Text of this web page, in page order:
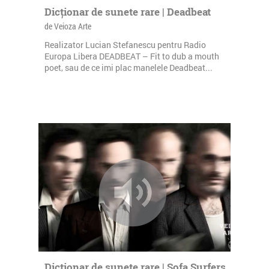
Dicționar de sunete rare | Deadbeat
de Veioza Arte
Realizator Lucian Stefanescu pentru Radio
Europa Libera DEADBEAT – Fit to dub a mouth
poet, sau de ce imi plac manelele Deadbeat...